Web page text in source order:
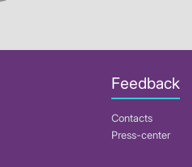
Feedback
Contacts
Press-center